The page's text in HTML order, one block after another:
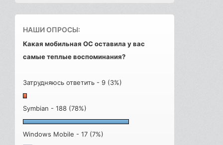
НАШИ ОПРОСЫ:
Какая мобильная ОС оставила у вас
самые теплые воспоминания?
Затрудняюсь ответить - 9 (3%)
Symbian - 188 (78%)
Windows Mobile - 17 (7%)